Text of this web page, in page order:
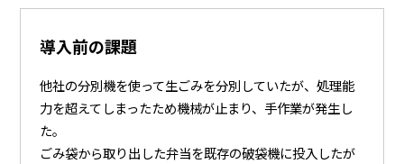
導入前の課題
他社の分別機を使って生ごみを分別していたが、処理能
力を超えてしまったため機械が止まり、手作業が発生し
た。
ごみ袋から取り出した弁当を既存の破袋機に投入したが